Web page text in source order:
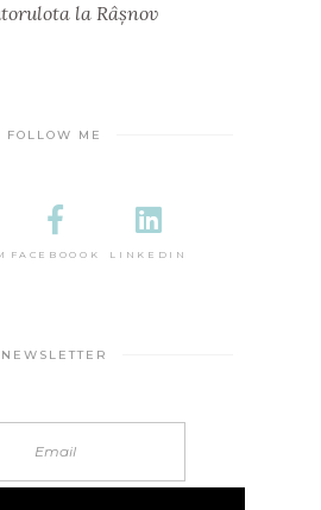
la Râșnov
FOLLOW ME
FACEBOOOK LINKEDIN
NEWSLETTER